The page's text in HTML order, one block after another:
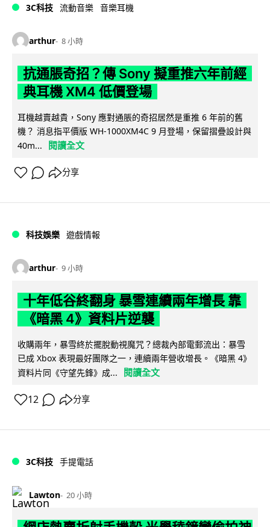
3C科技 流動音樂 音樂耳機
arthur 8 小時
抗通脹奇招？傳 Sony 擬重推六年前經
典耳機 XM4 低價登場
耳機越賣越貴，Sony 應對通脹的奇招居然是重推 6 年前的舊
機？ 消息指平價版 WH-1000XM4C 9 月登場，保留摺疊設計與
40m...
閱讀全文
分享
科技娛樂 遊戲情報
arthur 9 小時
十年低谷終翻身 暴雪連續兩年增長 靠
《暗黑 4》資料片逆襲
收購兩年，暴雪終於擺脫動視魔咒？總裁內部電郵流出：暴雪
已成 Xbox 表現最好團隊之一，連續兩年營收增長。《暗黑 4》
資料片同《守望先鋒》成...
閱讀全文
12 分享
3C科技 手提電話
Lawton 20 小時